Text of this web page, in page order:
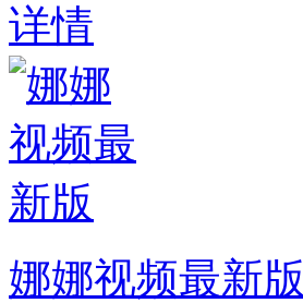
详情
娜娜视频最新版